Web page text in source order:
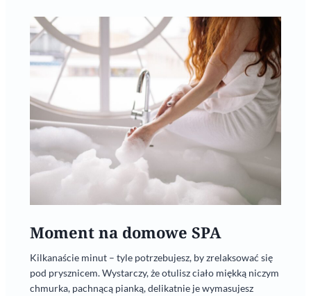
Moment na domowe SPA
Kilkanaście minut – tyle potrzebujesz, by zrelaksować się
pod prysznicem. Wystarczy, że otulisz ciało miękką niczym
chmurka, pachnącą pianką, delikatnie je wymasujesz